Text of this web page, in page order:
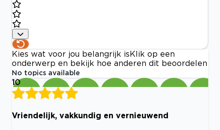
Kies wat voor jou belangrijk is Klik op een
onderwerp en bekijk hoe anderen dit beoordelen
No topics available
10
Vriendelijk, vakkundig en vernieuwend